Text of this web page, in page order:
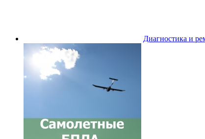
Диагностика и